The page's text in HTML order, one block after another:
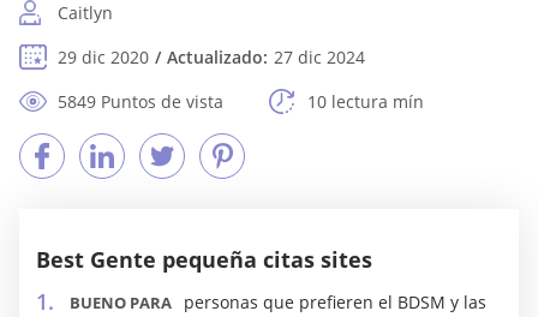
Caitlyn
29 dic 2020
Actualizado: 27 dic 2024
5849 Puntos de vista
10 lectura mín
Best Gente pequeña citas sites
BUENO PARA
personas que prefieren el BDSM y las